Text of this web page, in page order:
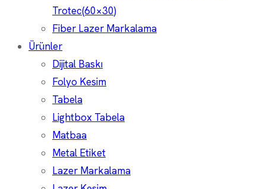
Trotec(60×30)
Fiber Lazer Markalama
Ürünler
Dijital Baskı
Folyo Kesim
Tabela
Lightbox Tabela
Matbaa
Metal Etiket
Lazer Markalama